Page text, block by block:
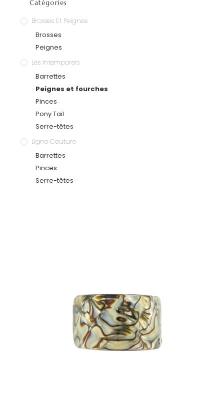
Catégories
Brosses Et Peignes
Brosses
Peignes
Les Intemporels
Barrettes
Peignes et fourches
Pinces
Pony Tail
Serre-têtes
Ligne Couture
Barrettes
Pinces
Serre-têtes